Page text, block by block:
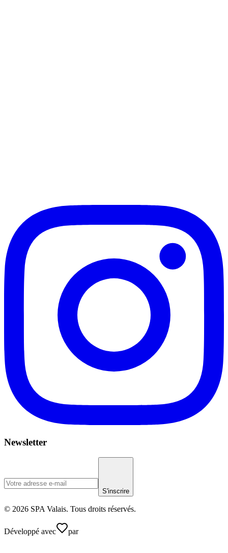
Newsletter
S'inscrire
© 2026 SPA Valais. Tous droits réservés.
Développé avec par